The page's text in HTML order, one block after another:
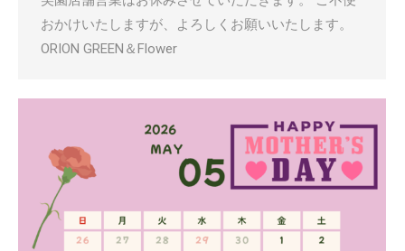
おかけいたしますが、よろしくお願いいたします。
ORION GREEN＆Flower